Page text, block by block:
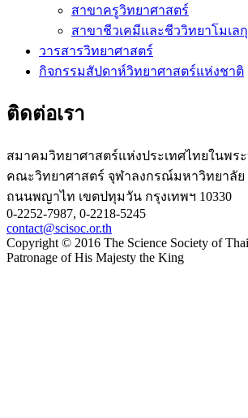
สาขาครูวิทยาศาสตร์
สาขาชีวเคมีและชีววิทยาโมเล
วารสารวิทยาศาสตร์
กิจกรรมสัปดาห์วิทยาศาสตร์แห่งชาติ
ติดต่อเรา
สมาคมวิทยาศาสตร์แห่งประเทศไทยในพร
คณะวิทยาศาสตร์ จุฬาลงกรณ์มหาวิทยาลัย
ถนนพญาไท เขตปทุมวัน กรุงเทพฯ 10330
0-2252-7987, 0-2218-5245
contact@scisoc.or.th
Copyright © 2016 The Science Society of
Patronage of His Majesty the King